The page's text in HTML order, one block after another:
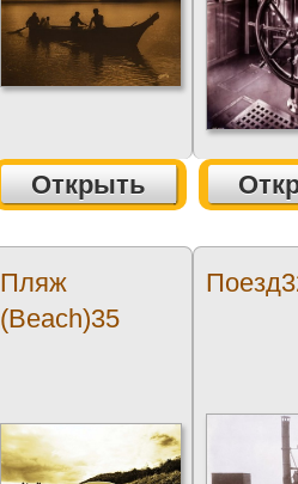
Открыть
Пляж
(Beach)35